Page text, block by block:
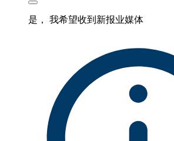
是， 我希望收到新报业媒体